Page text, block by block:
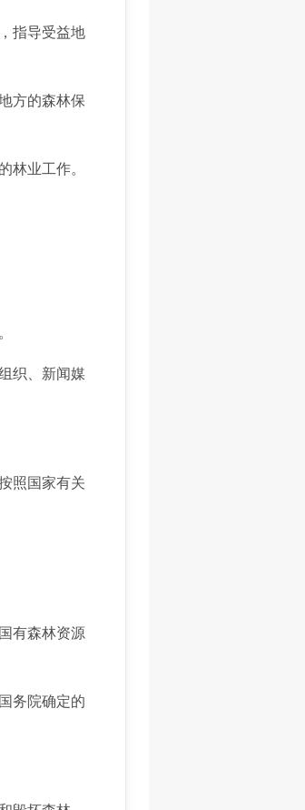
指导受益地
方的森林保
业工作。
织、新闻媒
照国家有关
有森林资源
务院确定的